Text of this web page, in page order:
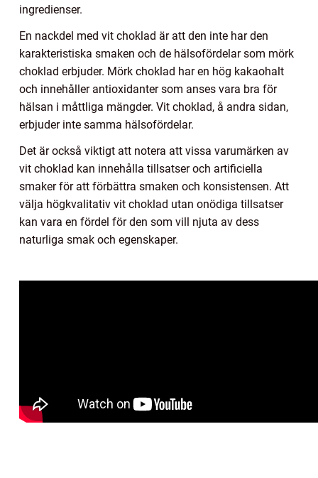
ingredienser.
En nackdel med vit choklad är att den inte har den
karakteristiska smaken och de hälsofördelar som mörk
choklad erbjuder. Mörk choklad har en hög kakaohalt
och innehåller antioxidanter som anses vara bra för
hälsan i måttliga mängder. Vit choklad, å andra sidan,
erbjuder inte samma hälsofördelar.
Det är också viktigt att notera att vissa varumärken av
vit choklad kan innehålla tillsatser och artificiella
smaker för att förbättra smaken och konsistensen. Att
välja högkvalitativ vit choklad utan onödiga tillsatser
kan vara en fördel för den som vill njuta av dess
naturliga smak och egenskaper.